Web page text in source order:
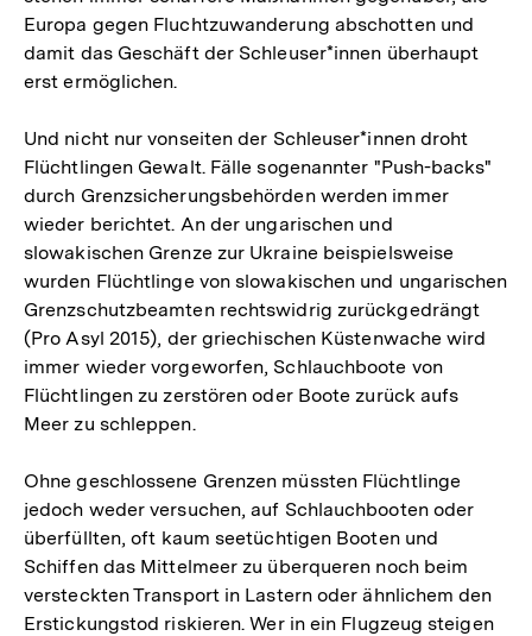
Europa gegen Fluchtzuwanderung abschotten und
damit das Geschäft der Schleuser*innen überhaupt
erst ermöglichen.
Und nicht nur vonseiten der Schleuser*innen droht
Flüchtlingen Gewalt. Fälle sogenannter "Push-backs"
durch Grenzsicherungsbehörden werden immer
wieder berichtet. An der ungarischen und
slowakischen Grenze zur Ukraine beispielsweise
wurden Flüchtlinge von slowakischen und ungarischen
Grenzschutzbeamten rechtswidrig zurückgedrängt
(Pro Asyl 2015), der griechischen Küstenwache wird
immer wieder vorgeworfen, Schlauchboote von
Flüchtlingen zu zerstören oder Boote zurück aufs
Meer zu schleppen.
Ohne geschlossene Grenzen müssten Flüchtlinge
jedoch weder versuchen, auf Schlauchbooten oder
überfüllten, oft kaum seetüchtigen Booten und
Schiffen das Mittelmeer zu überqueren noch beim
versteckten Transport in Lastern oder ähnlichem den
Erstickungstod riskieren. Wer in ein Flugzeug steigen